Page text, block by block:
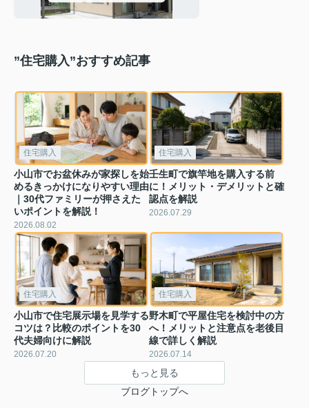
”住宅購入”おすすめ記事
住宅購入
小山市でお盆休みが家探しを始
めるきっかけになりやすい理由
｜30代ファミリーが押さえた
いポイントを解説！
2026.08.02
住宅購入
壬生町で旗竿地を購入する前
に！メリット・デメリットと確
認点を解説
2026.07.29
住宅購入
小山市で住宅展示場を見学する
コツは？比較のポイントを30
代夫婦向けに解説
2026.07.20
住宅購入
野木町で平屋住宅を検討中の方
へ！メリットと注意点を老後目
線で詳しく解説
2026.07.14
もっと見る
ブログトップへ